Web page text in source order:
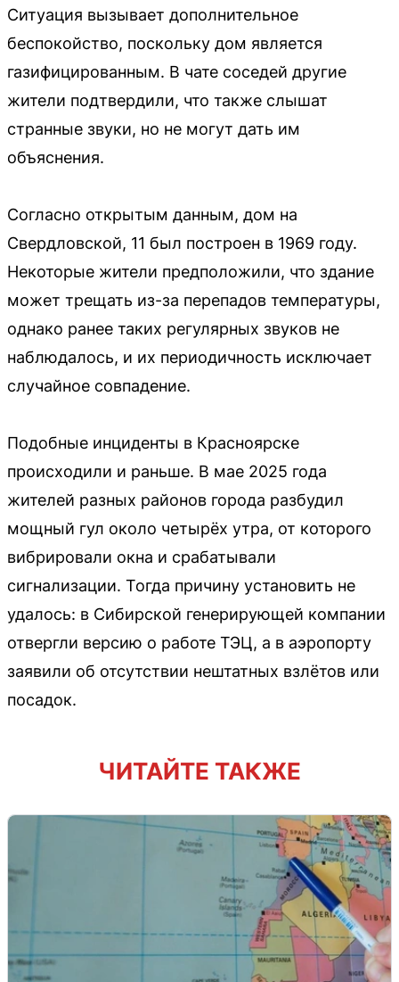
Ситуация вызывает дополнительное
беспокойство, поскольку дом является
газифицированным. В чате соседей другие
жители подтвердили, что также слышат
странные звуки, но не могут дать им
объяснения.
Согласно открытым данным, дом на
Свердловской, 11 был построен в 1969 году.
Некоторые жители предположили, что здание
может трещать из-за перепадов температуры,
однако ранее таких регулярных звуков не
наблюдалось, и их периодичность исключает
случайное совпадение.
Подобные инциденты в Красноярске
происходили и раньше. В мае 2025 года
жителей разных районов города разбудил
мощный гул около четырёх утра, от которого
вибрировали окна и срабатывали
сигнализации. Тогда причину установить не
удалось: в Сибирской генерирующей компании
отвергли версию о работе ТЭЦ, а в аэропорту
заявили об отсутствии нештатных взлётов или
посадок.
ЧИТАЙТЕ ТАКЖЕ